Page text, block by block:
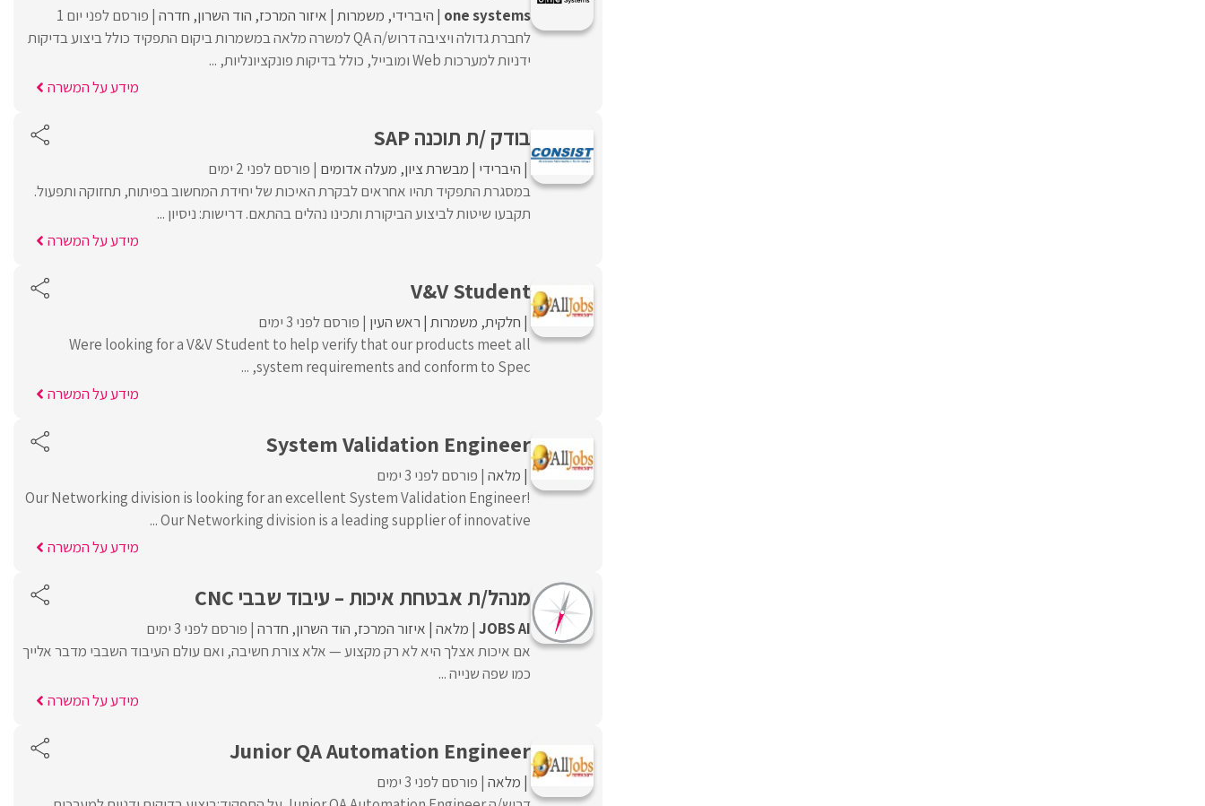
one systems היברידי משמרות איזור המרכז הוד השרון חדרה פורסם לפני יום 1
לחברת גדולה ויציבה דרוש/ה QA למשרה מלאה במשמרות ביקום התפקיד כולל ביצוע בדיקות
ידניות למערכות Web ומובייל, כולל בדיקות פונקציונליות, ...
מידע על המשרה
בודק /ת תוכנה SAP
היברידי מבשרת ציון מעלה אדומים פורסם לפני 2 ימים
במסגרת התפקיד תהיו אחראים לבקרת האיכות של יחידת המחשוב בפיתוח, תחזוקה ותפעול.
תקבעו שיטות לביצוע הביקורת ותכינו נהלים בהתאם. דרישות: ניסיון ...
מידע על המשרה
V&V Student
חלקית משמרות ראש העין פורסם לפני 3 ימים
Were looking for a V&V Student to help verify that our products meet all
system requirements and conform to Spec, ...
מידע על המשרה
System Validation Engineer
מלאה פורסם לפני 3 ימים
Our Networking division is looking for an excellent System Validation Engineer!
Our Networking division is a leading supplier of innovative ...
מידע על המשרה
מנהל/ת אבטחת איכות – עיבוד שבבי CNC
JOBS AI מלאה איזור המרכז הוד השרון חדרה פורסם לפני 3 ימים
אם איכות אצלך היא לא רק מקצוע — אלא צורת חשיבה, ואם עולם העיבוד השבבי מדבר אלייך
כמו שפה שנייה ...
מידע על המשרה
Junior QA Automation Engineer
מלאה פורסם לפני 3 ימים